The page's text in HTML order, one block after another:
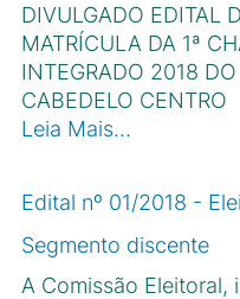
DIVULGADO EDITAL
MATRÍCULA DA 1ª
INTEGRADO 2018
CABEDELO CENTRO
Leia Mais…
Edital nº 01/2018 -
Segmento discente
A Comissão Eleitoral,